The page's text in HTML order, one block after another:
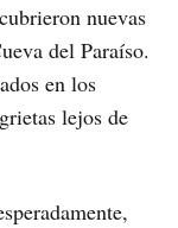
nuevas
del Paraíso.
en los
lejos de